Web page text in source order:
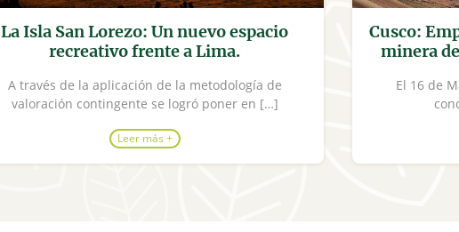
La Isla San Lorezo: Un nuevo espacio
recreativo frente a Lima.
A través de la aplicación de la metodología de
valoración contingente se logró poner en […]
Leer más +
Cusco:
minera
El 16 de